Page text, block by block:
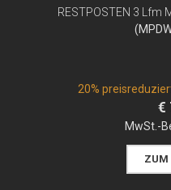
RESTPOSTEN 3 Lfm
20% preisreduziert
€
MwSt.-
ZUM